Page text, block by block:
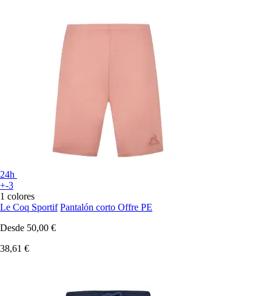
24h
+-3
1 colores
Le Coq Sportif Pantalón corto Offre PE
Desde 50,00 €
38,61 €